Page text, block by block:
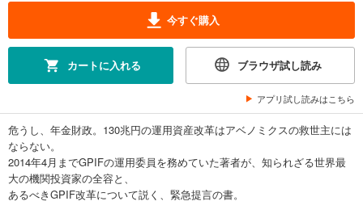
今すぐ購入
カートに入れる ブラウザ試し読み
アプリ試し読みはこちら
危うし、年金財政。130兆円の運用資産改革はアベノミクスの救世主には
ならない。
2014年4月までGPIFの運用委員を務めていた著者が、知られざる世界最
大の機関投資家の全容と、
あるべきGPIF改革について説く、緊急提言の書。